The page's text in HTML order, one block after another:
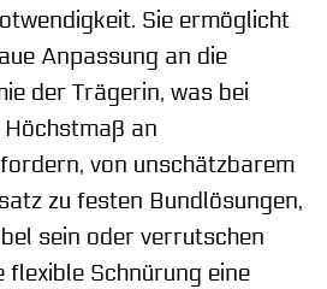
Sie ermöglicht
Anpassung an die
der Trägerin, was bei
an
von unschätzbarem
zu festen Bundlösungen,
sein oder verrutschen
flexible Schnürung eine